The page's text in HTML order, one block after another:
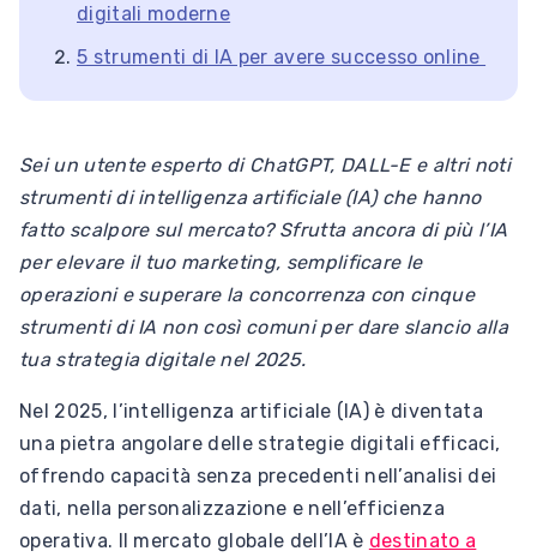
digitali moderne
5 strumenti di IA per avere successo online
Sei un utente esperto di ChatGPT, DALL-E e altri noti
strumenti di intelligenza artificiale (IA) che hanno
fatto scalpore sul mercato? Sfrutta ancora di più l’IA
per elevare il tuo marketing, semplificare le
operazioni e superare la concorrenza con cinque
strumenti di IA non così comuni per dare slancio alla
tua strategia digitale nel 2025.
Nel 2025, l’intelligenza artificiale (IA) è diventata
una pietra angolare delle strategie digitali efficaci,
offrendo capacità senza precedenti nell’analisi dei
dati, nella personalizzazione e nell’efficienza
operativa. Il mercato globale dell’IA è destinato a